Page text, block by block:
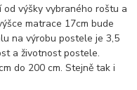
výšky vybraného roštu a
matrace 17cm bude
na výrobu postele je 3,5
a životnost postele.
do 200 cm. Stejně tak i